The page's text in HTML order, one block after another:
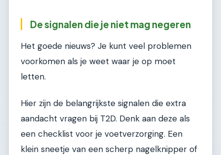
De signalen die je niet mag negeren
Het goede nieuws? Je kunt veel problemen
voorkomen als je weet waar je op moet
letten.
Hier zijn de belangrijkste signalen die extra
aandacht vragen bij T2D. Denk aan deze als
een checklist voor je voetverzorging. Een
klein sneetje van een scherp nagelknipper of